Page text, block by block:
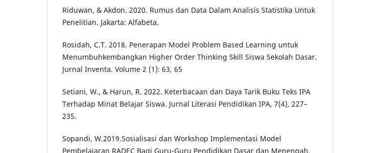
Riduwan, & Akdon. 2020. Rumus dan Data Dalam Analisis Statistika Untuk
Penelitian. Jakarta: Alfabeta.
Rosidah, C.T. 2018. Penerapan Model Problem Based Learning untuk
Menumbuhkembangkan Higher Order Thinking Skill Siswa Sekolah Dasar.
Jurnal Inventa. Volume 2 (1): 63, 65
Setiani, W., & Harun, R. 2022. Keterbacaan dan Daya Tarik Buku Teks IPA
Terhadap Minat Belajar Siswa. Jurnal Literasi Pendidikan IPA, 7(4), 227–
235.
Sopandi, W.2019.Sosialisasi dan Workshop Implementasi Model
Pembelajaran RADEC Bagi Guru-Guru Pendidikan Dasar dan Menengah.